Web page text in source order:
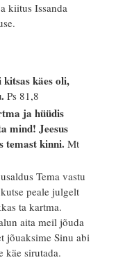
kiitus Issanda
käes oli,
Ps 81,8
ja hüüdis
mind! Jeesus
temast kinni.Mt
Tema vastu
peale julgelt
ta kartma.
aita meil jõuda
jõuaksime Sinu abi
käe sirutada.